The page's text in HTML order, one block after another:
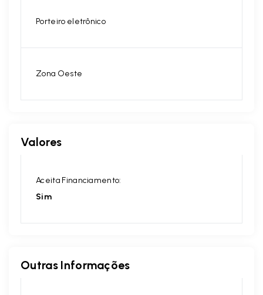
Porteiro eletrônico
Zona Oeste
Valores
Aceita Financiamento:
Sim
Outras Informações